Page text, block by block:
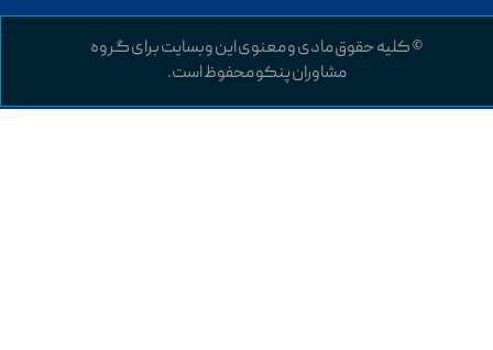
© کلیه حقوق مادی و معنوی این وبسایت برای گروه
مشاوران پنکو محفوظ است.